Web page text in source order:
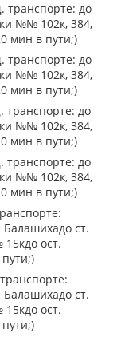
транспорте: до
№№ 102к, 384,
мин в пути;)
транспорте: до
№№ 102к, 384,
мин в пути;)
транспорте: до
№№ 102к, 384,
мин в пути;)
транспорте: до
№№ 102к, 384,
мин в пути;)
ст.
ост.
ст.
ост.